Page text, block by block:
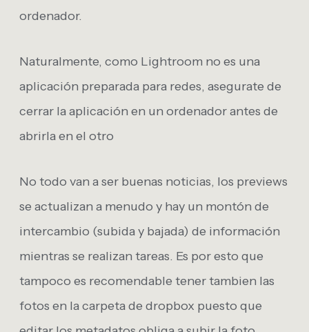
ordenador.
Naturalmente, como Lightroom no es una
aplicación preparada para redes, asegurate de
cerrar la aplicación en un ordenador antes de
abrirla en el otro
No todo van a ser buenas noticias, los previews
se actualizan a menudo y hay un montón de
intercambio (subida y bajada) de información
mientras se realizan tareas. Es por esto que
tampoco es recomendable tener tambien las
fotos en la carpeta de dropbox puesto que